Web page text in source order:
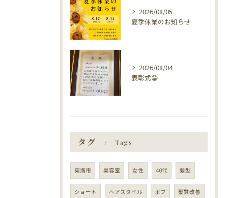
2026/08/05
夏季休業のお知らせ
2026/08/04
表彰式😁
タグ Tags
東海市 美容室 女性 40代 髪型
ショート ヘアスタイル ボブ 髪質改善